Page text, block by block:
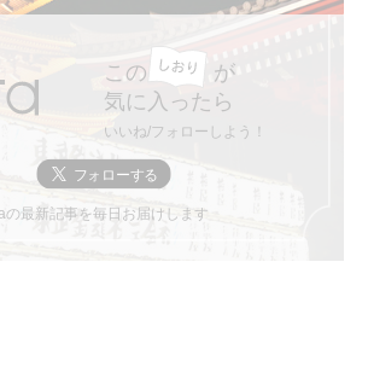
この
が
気に入ったら
いいね/フォローしよう！
の最新記事を毎日お届けします